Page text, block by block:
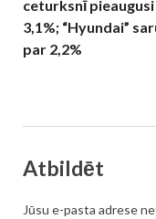
ceturksnī
3,1%; “Hyundai”
par 2,2%
Atbildēt
Jūsu e-pasta adrese